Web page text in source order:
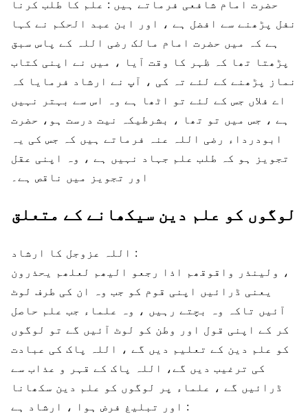
حضرت امام شافعی فرماتے ہیں : علم کا طلب کرنا
نفل پڑھنے سے افضل ہے ، اور ابن عبد الحکم نے کہا
ہے کہ میں حضرت امام مالک رضی اللہ کے پاس سبق
پڑھتا تھا کہ ظہر کا وقت آیا ، میں نے اپنی کتاب
نماز پڑھنے کے لئے تہ کی ، آپ نے ارشاد فرمایا کہ
اے فلاں جس کے لئے تو اٹھا ہے وہ اس سے بہتر نہیں
ہے ، جس میں تو تھا ، بشرطیکہ نیت درست ہو، حضرت
ابودرداء رضی اللہ عنہ فرماتے ہیں کہ جس کی یہ
تجویز ہو کہ طلب علم جہاد نہیں ہے ، وہ اپنی عقل
اور تجویز میں ناقص ہے۔
لوگوں کو علم دین سیکھانے کے متعلق
اللہ عزوجل کا ارشاد :
ولینذر واقوقھم اذا رجعو الیھم لعلھم یحذرون ،
یعنی ڈرائیں اپنی قوم کو جب وہ ان کی طرف لوٹ
آئیں تاکہ وہ بچتے رہیں ، وہ علماء جب علم حاصل
کر کے اپنی قول اور وطن کو لوٹ آئیں گے تو لوگوں
کو علم دین کے تعلیم دیں گے ، اللہ پاک کی عبادت
کی ترغیب دیں گے، اللہ پاک کے قہر و عذاب سے
ڈرائیں گے ، علماء پر لوگوں کو علم دین سکھانا
اور تبلیغ فرض ہوا ، ارشاد ہے :